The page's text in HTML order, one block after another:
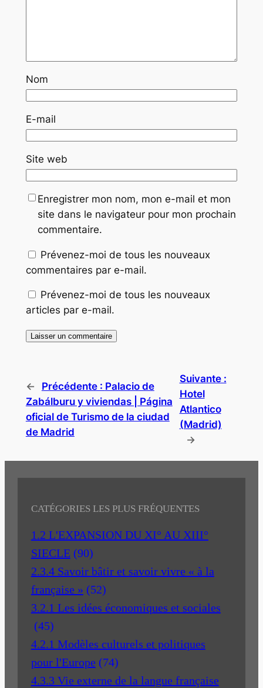
Nom
E-mail
Site web
Enregistrer mon nom, mon e-mail et mon
site dans le navigateur pour mon prochain
commentaire.
Prévenez-moi de tous les nouveaux
commentaires par e-mail.
Prévenez-moi de tous les nouveaux
articles par e-mail.
← Précédente : Palacio de
Zabálburu y viviendas | Página
oficial de Turismo de la ciudad
de Madrid
Suivante :
Hotel
Atlantico
(Madrid)
→
CATÉGORIES LES PLUS FRÉQUENTES
1.2 L'EXPANSION DU XI° AU XIII°
SIECLE (90)
2.3.4 Savoir bâtir et savoir vivre « à la
française » (52)
3.2.1 Les idées économiques et sociales
(45)
4.2.1 Modèles culturels et politiques
pour l'Europe (74)
4.3.3 Vie externe de la langue française